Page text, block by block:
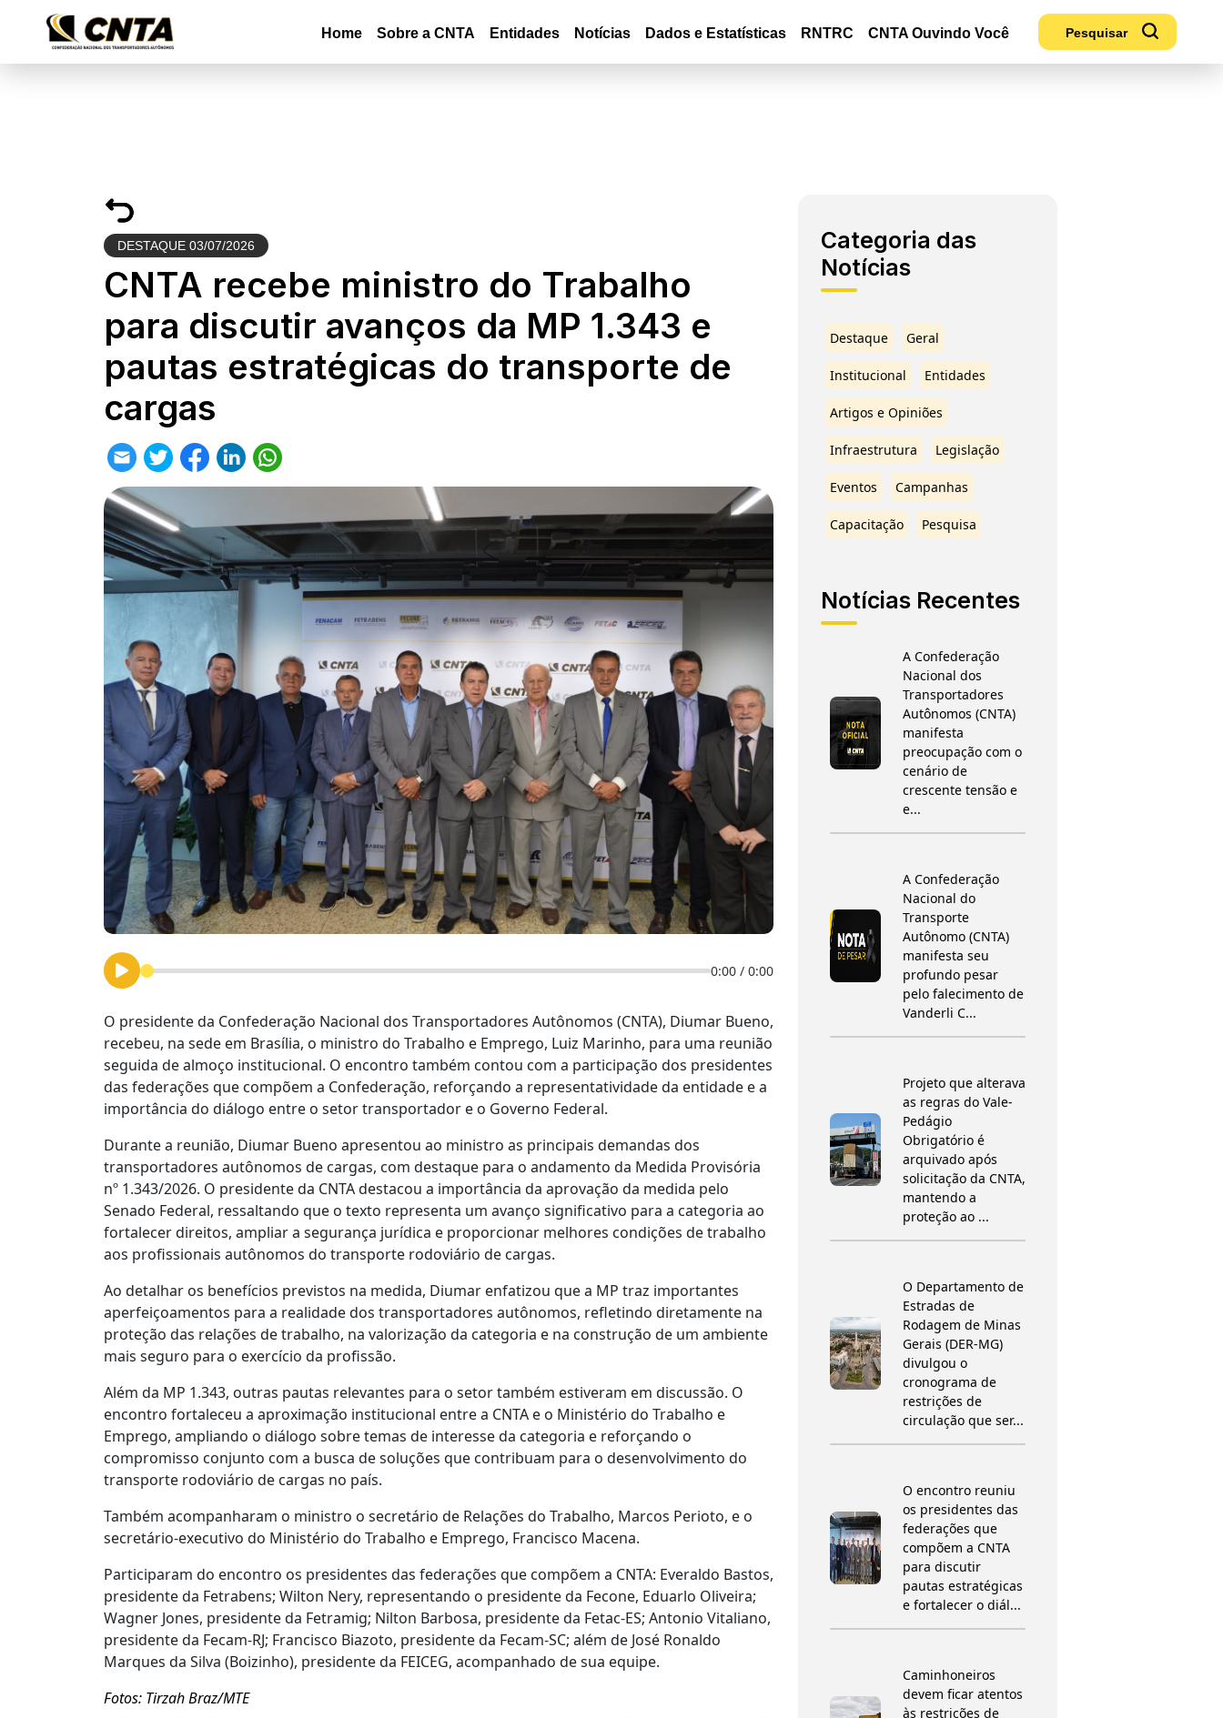
Home Sobre a CNTA Entidades Notícias Dados e Estatísticas RNTRC CNTA Ouvindo Você
DESTAQUE 03/07/2026
CNTA recebe ministro do Trabalho
para discutir avanços da MP 1.343 e
pautas estratégicas do transporte de
cargas
0:00 / 0:00
O presidente da Confederação Nacional dos Transportadores Autônomos (CNTA), Diumar Bueno,
recebeu, na sede em Brasília, o ministro do Trabalho e Emprego, Luiz Marinho, para uma reunião
seguida de almoço institucional. O encontro também contou com a participação dos presidentes
das federações que compõem a Confederação, reforçando a representatividade da entidade e a
importância do diálogo entre o setor transportador e o Governo Federal.
Durante a reunião, Diumar Bueno apresentou ao ministro as principais demandas dos
transportadores autônomos de cargas, com destaque para o andamento da Medida Provisória
nº 1.343/2026. O presidente da CNTA destacou a importância da aprovação da medida pelo
Senado Federal, ressaltando que o texto representa um avanço significativo para a categoria ao
fortalecer direitos, ampliar a segurança jurídica e proporcionar melhores condições de trabalho
aos profissionais autônomos do transporte rodoviário de cargas.
Ao detalhar os benefícios previstos na medida, Diumar enfatizou que a MP traz importantes
aperfeiçoamentos para a realidade dos transportadores autônomos, refletindo diretamente na
proteção das relações de trabalho, na valorização da categoria e na construção de um ambiente
mais seguro para o exercício da profissão.
Além da MP 1.343, outras pautas relevantes para o setor também estiveram em discussão. O
encontro fortaleceu a aproximação institucional entre a CNTA e o Ministério do Trabalho e
Emprego, ampliando o diálogo sobre temas de interesse da categoria e reforçando o
compromisso conjunto com a busca de soluções que contribuam para o desenvolvimento do
transporte rodoviário de cargas no país.
Também acompanharam o ministro o secretário de Relações do Trabalho, Marcos Perioto, e o
secretário-executivo do Ministério do Trabalho e Emprego, Francisco Macena.
Participaram do encontro os presidentes das federações que compõem a CNTA: Everaldo Bastos,
presidente da Fetrabens; Wilton Nery, representando o presidente da Fecone, Eduarlo Oliveira;
Wagner Jones, presidente da Fetramig; Nilton Barbosa, presidente da Fetac-ES; Antonio Vitaliano,
presidente da Fecam-RJ; Francisco Biazoto, presidente da Fecam-SC; além de José Ronaldo
Marques da Silva (Boizinho), presidente da FEICEG, acompanhado de sua equipe.
Fotos: Tirzah Braz/MTE
Categoria das
Notícias
Destaque Geral
Institucional Entidades
Artigos e Opiniões
Infraestrutura Legislação
Eventos Campanhas
Capacitação Pesquisa
Notícias Recentes
A Confederação
Nacional dos
Transportadores
Autônomos (CNTA)
manifesta
preocupação com o
cenário de
crescente tensão e
e...
A Confederação
Nacional do
Transporte
Autônomo (CNTA)
manifesta seu
profundo pesar
pelo falecimento de
Vanderli C...
Projeto que alterava
as regras do Vale-
Pedágio
Obrigatório é
arquivado após
solicitação da CNTA,
mantendo a
proteção ao ...
O Departamento de
Estradas de
Rodagem de Minas
Gerais (DER-MG)
divulgou o
cronograma de
restrições de
circulação que ser...
O encontro reuniu
os presidentes das
federações que
compõem a CNTA
para discutir
pautas estratégicas
e fortalecer o diál...
Caminhoneiros
devem ficar atentos
às restrições de